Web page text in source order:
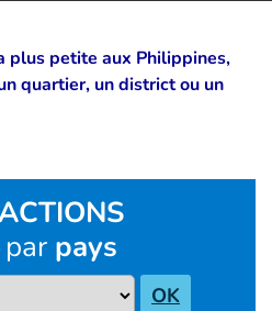
petite aux Philippines,
quartier, un district ou un
par pays
OK